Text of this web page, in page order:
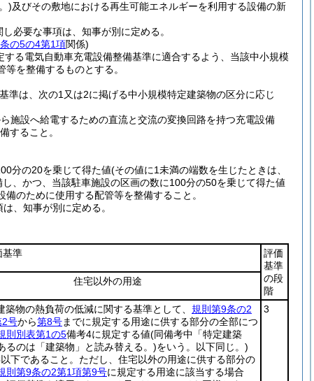
)及びその敷地における再生可能エネルギーを利用する設備の新
必要な事項は、知事が別に定める。
の5の4第1項関係)
する電気自動車充電設備整備基準に適合するよう、当該中小規模
を整備するものとする。
準は、次の1又は2に掲げる中小規模特定建築物の区分に応じ
施設へ給電するための直流と交流の変換回路を持つ充電設備
すること。
分の20を乗じて得た値(その値に1未満の端数を生じたときは、
、かつ、当該駐車施設の区画の数に100分の50を乗じて得た値
のために使用する配管等を整備すること。
、知事が別に定める。
基準
評価
基準
の段
階
住宅以外の用途
築物の熱負荷の低減に関する基準として、 規則第9条の2
2号から第8号までに規定する用途に供する部分の全部につ
則別表第1の5備考4に規定する値(同備考中「特定建築
るのは「建築物」と読み替える。)をいう。以下同じ。)
下であること。ただし、住宅以外の用途に供する部分の
則第9条の2第1項第9号に規定する用途に該当する場合
3